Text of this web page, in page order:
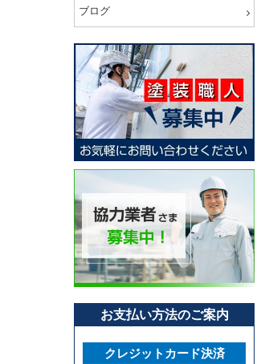
ブログ
お支払い方法のご案内
クレジットカード決済